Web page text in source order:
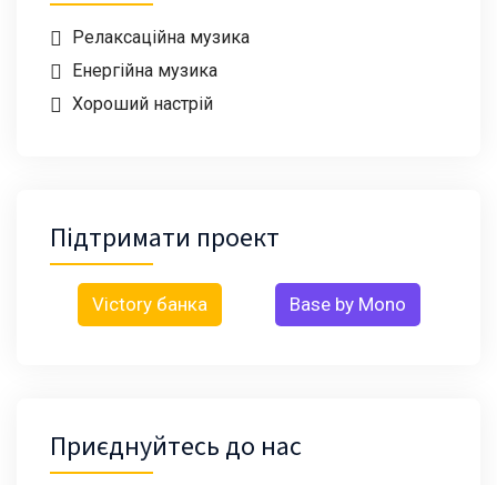
Релаксаційна музика
Енергійна музика
Хороший настрій
Підтримати проект
Victory банка Base by Mono
Приєднуйтесь до нас